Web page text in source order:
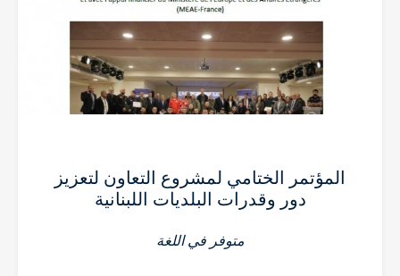
المؤتمر الختامي لمشروع التعاون لتعزيز
دور وقدرات البلديات اللبنانية
متوفر في اللغة